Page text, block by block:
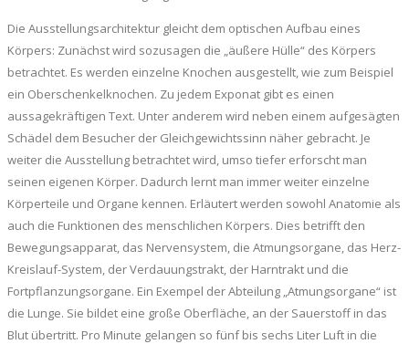
Die Ausstellungsarchitektur gleicht dem optischen Aufbau eines
Körpers: Zunächst wird sozusagen die „äußere Hülle“ des Körpers
betrachtet. Es werden einzelne Knochen ausgestellt, wie zum Beispiel
ein Oberschenkelknochen. Zu jedem Exponat gibt es einen
aussagekräftigen Text. Unter anderem wird neben einem aufgesägten
Schädel dem Besucher der Gleichgewichtssinn näher gebracht. Je
weiter die Ausstellung betrachtet wird, umso tiefer erforscht man
seinen eigenen Körper. Dadurch lernt man immer weiter einzelne
Körperteile und Organe kennen. Erläutert werden sowohl Anatomie als
auch die Funktionen des menschlichen Körpers. Dies betrifft den
Bewegungsapparat, das Nervensystem, die Atmungsorgane, das Herz-
Kreislauf-System, der Verdauungstrakt, der Harntrakt und die
Fortpflanzungsorgane. Ein Exempel der Abteilung „Atmungsorgane“ ist
die Lunge. Sie bildet eine große Oberfläche, an der Sauerstoff in das
Blut übertritt. Pro Minute gelangen so fünf bis sechs Liter Luft in die